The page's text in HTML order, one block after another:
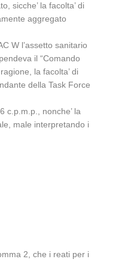
sicche’ la facolta’ di
aggregato
W l’assetto sanitario
il “Comando
la facolta’ di
della Task Force
c.p.m.p., nonche’ la
male interpretando i
2, che i reati per i